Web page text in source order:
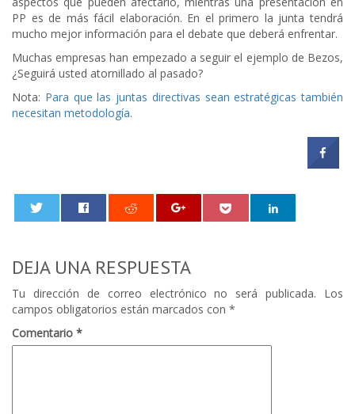
PP es de más fácil elaboración. En el primero la junta tendrá
mucho mejor información para el debate que deberá enfrentar.
Muchas empresas han empezado a seguir el ejemplo de Bezos,
¿Seguirá usted atornillado al pasado?
Nota: Para que las juntas directivas sean estratégicas también
necesitan metodología.
DEJA UNA RESPUESTA
Tu dirección de correo electrónico no será publicada.
Los
campos obligatorios están marcados con *
Comentario *